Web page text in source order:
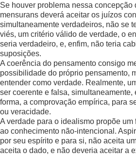
Se houver problema nessa concepção
mensurans deverá aceitar os juízos
simultaneamente verdadeiros, não se
viés, um critério válido de verdade, o
seria verdadeiro, e, enfim, não teria
suposições.
A coerência do pensamento consigo
possibilidade do próprio pensamento,
entender como verdade. Realmente,
ser coerente e falsa,
forma, a comprovação empírica, para
ou veracidade.
A verdade para o idealismo propõe um
ao conhecimento não-intencional.
por seu espírito e para si, não aceita
aceita o dado, e não deveria aceitar a